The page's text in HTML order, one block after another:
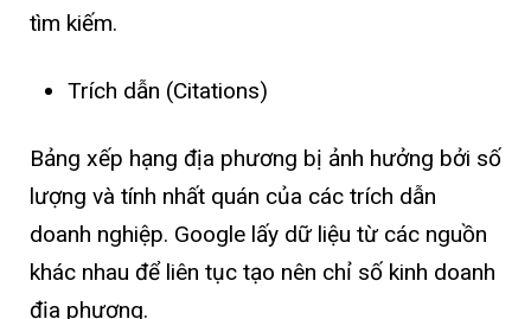
tìm kiếm.
Trích dẫn (Citations)
Bảng xếp hạng địa phương bị ảnh hưởng bởi số
lượng và tính nhất quán của các trích dẫn
doanh nghiệp. Google lấy dữ liệu từ các nguồn
khác nhau để liên tục tạo nên chỉ số kinh doanh
địa phương.